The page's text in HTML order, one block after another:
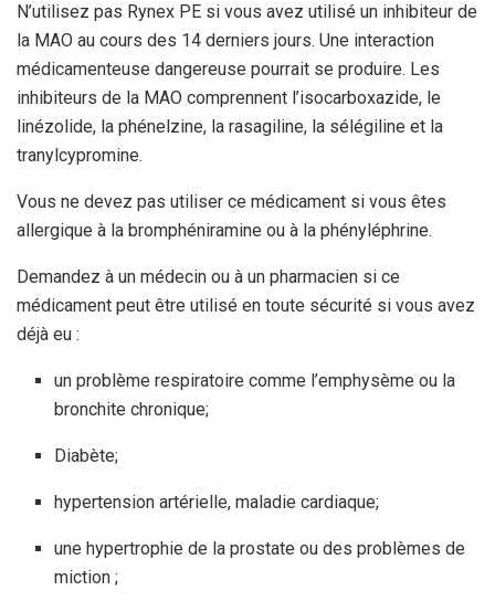
N’utilisez pas Rynex PE si vous avez utilisé un inhibiteur de
la MAO au cours des 14 derniers jours. Une interaction
médicamenteuse dangereuse pourrait se produire. Les
inhibiteurs de la MAO comprennent l’isocarboxazide, le
linézolide, la phénelzine, la rasagiline, la sélégiline et la
tranylcypromine.
Vous ne devez pas utiliser ce médicament si vous êtes
allergique à la bromphéniramine ou à la phényléphrine.
Demandez à un médecin ou à un pharmacien si ce
médicament peut être utilisé en toute sécurité si vous avez
déjà eu :
un problème respiratoire comme l’emphysème ou la
bronchite chronique;
Diabète;
hypertension artérielle, maladie cardiaque;
une hypertrophie de la prostate ou des problèmes de
miction ;